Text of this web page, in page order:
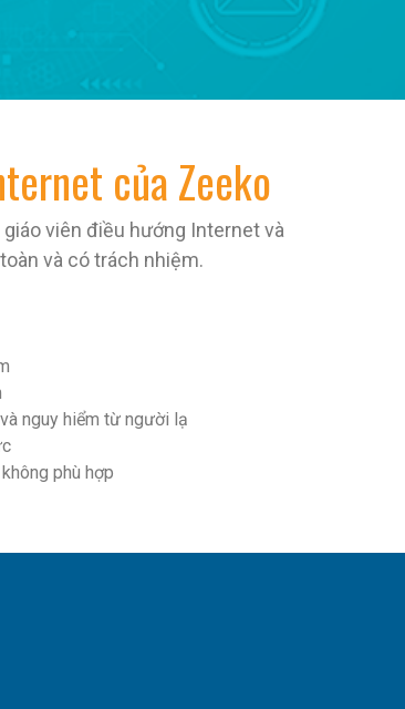
của Zeeko
viên điều hướng Internet và
và có trách nhiệm.
nguy hiểm từ người lạ
phù hợp